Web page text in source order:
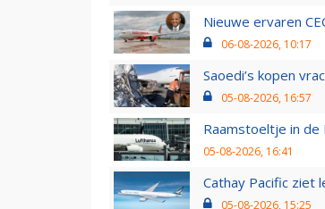
Nieuwe ervaren
06-08-2026, 10:17
Saoedi’s kopen
05-08-2026, 16:57
Raamstoeltje in de
05-08-2026, 16:41
Cathay Pacific ziet
05-08-2026, 15:25